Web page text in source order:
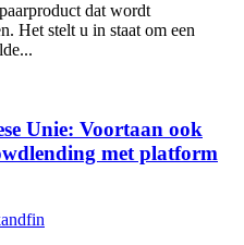
dat wordt
Het stelt u in staat om een
Unie: Voortaan ook
met platform